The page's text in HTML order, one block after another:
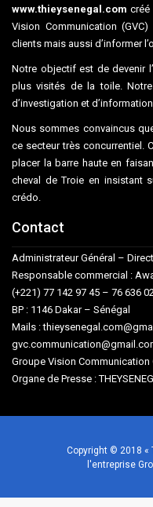
www.thieysenegal.com créé
Vision Communication
clients mais aussi d’informer
Notre objectif est de devenir
plus visités de la toile.
d’investigation et
Nous sommes convaincus
ce secteur très concurrentiel.
placer la barre haute en
cheval de Troie en insistant
crédo.
Contact
Administrateur Général –
Responsable commercial :
(+221) 77 142 97 45 – 76 636
BP : 1146 Dakar – Sénégal
Mails :
Groupe Vision Communication
Organe de Presse :
Copyright © 2018 «
l'entreprise